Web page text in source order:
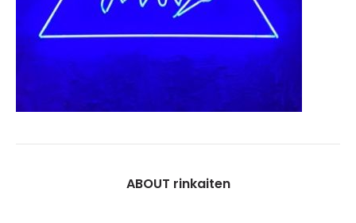
ABOUT rinkaiten